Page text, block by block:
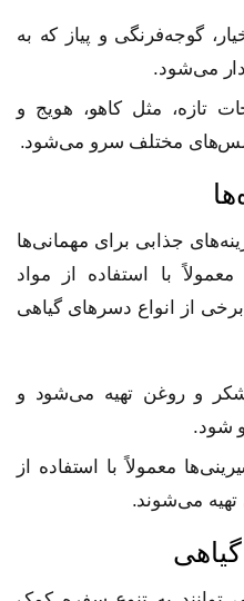
گوجه‌فرنگی و پیاز که به
می‌شود.
تازه، مثل کاهو، هویج و
سس‌های مختلف سرو می‌شود.
جذابی برای مهمانی‌ها
با استفاده از مواد
از انواع دسرهای گیاهی
شکر و روغن تهیه می‌شود و
شود.
معمولاً با استفاده از
تهیه می‌شوند.